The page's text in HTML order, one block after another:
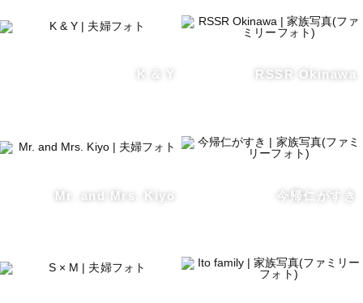
K & Y RSSR Okinawa
Mr. and Mrs. Kiyo 今帰仁がすき